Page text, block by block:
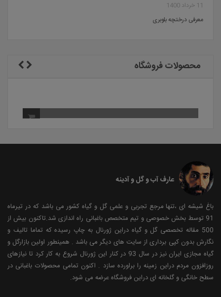
11 خرداد 1400
معرفی درختچه بلوبری
محصولات فروشگاه
عارف آب و گل و آدینه
باغ شیشه ای ،تنها مرجع تجربی و علمی گل و گیاه کشور می باشد که در تیرماه
91 توسط بخش خصوصی و تیم متخصص باغبانی راه اندازی شد.تاکنون بیش از
500 مقاله تخصصی گل و گیاه دراین ژورنال به چاپ رسیده که تماما تالیف و
نگارش بدون کپی برداری از سایت های دیگر می باشد . همینطور اولین بازارگل و
گیاه مجازی ایران نیز در سال 93 در کنار این ژورنال شروع به کار کرد تا نیازهای
روزافزون مردم دراین زمینه را براورده سازد . اکنون تمامی محصولات باغبانی در
سطح خانگی و گلخانه ای دراین فروشگاه عرضه می شود.